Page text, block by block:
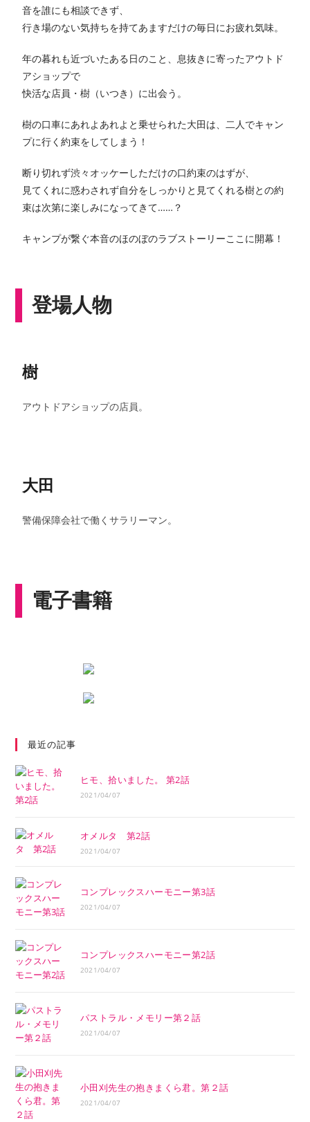
音を誰にも相談できず、
行き場のない気持ちを持てあますだけの毎日にお疲れ気味。
年の暮れも近づいたある日のこと、息抜きに寄ったアウトド
アショップで
快活な店員・樹（いつき）に出会う。
樹の口車にあれよあれよと乗せられた大田は、二人でキャン
プに行く約束をしてしまう！
断り切れず渋々オッケーしただけの口約束のはずが、
見てくれに惑わされず自分をしっかりと見てくれる樹との約
束は次第に楽しみになってきて……？
キャンプが繋ぐ本音のほのぼのラブストーリーここに開幕！
登場人物
樹
アウトドアショップの店員。
大田
警備保障会社で働くサラリーマン。
電子書籍
最近の記事
ヒモ、拾いました。 第2話
2021/04/07
オメルタ 第2話
2021/04/07
コンプレックスハーモニー第3話
2021/04/07
コンプレックスハーモニー第2話
2021/04/07
パストラル・メモリー第２話
2021/04/07
小田刈先生の抱きまくら君。第２話
2021/04/07